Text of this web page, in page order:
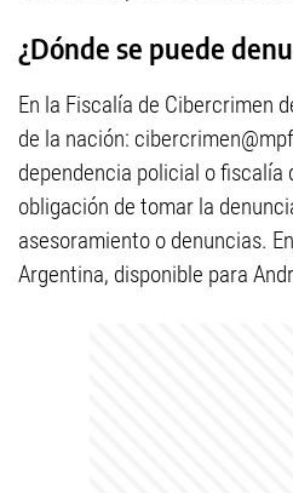
¿Dónde se puede
En la Fiscalía de Cibercrimen
de la nación:
dependencia policial o fiscalía
obligación de tomar la
asesoramiento o denuncias.
Argentina, disponible para